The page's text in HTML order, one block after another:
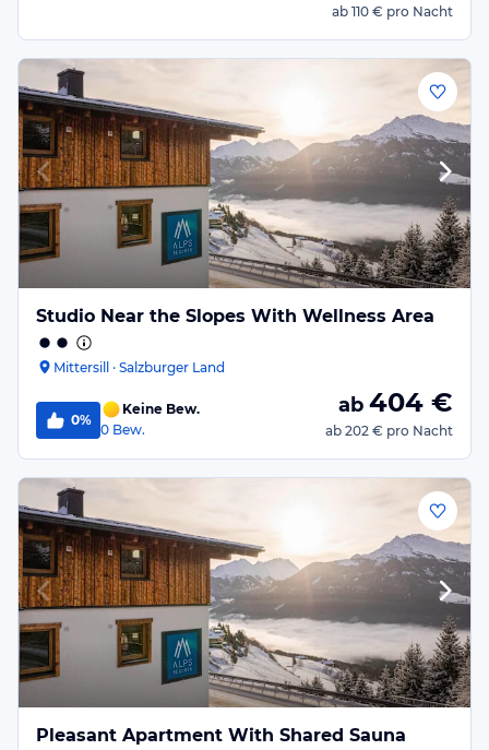
ab 110 € pro Nacht
Studio Near the Slopes With Wellness Area
Mittersill · Salzburger Land
0%
Keine Bew.
0 Bew.
ab 404 €
ab 202 € pro Nacht
Pleasant Apartment With Shared Sauna